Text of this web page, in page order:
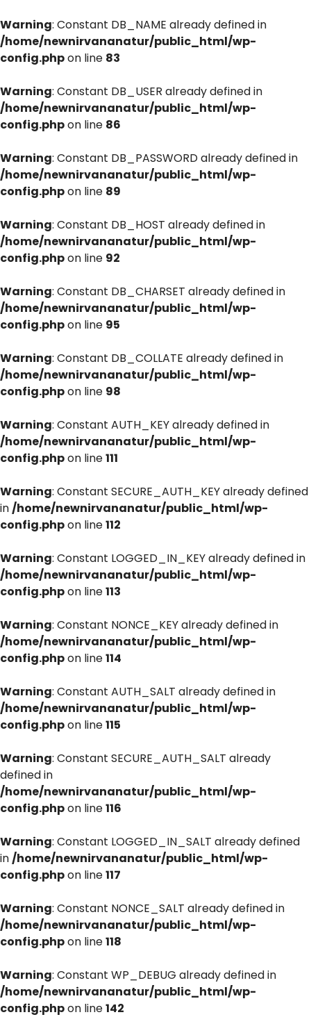
Warning: Constant DB_NAME already defined in
/home/newnirvananatur/public_html/wp-
config.phpon line 83
Warning: Constant DB_USER already defined in
/home/newnirvananatur/public_html/wp-
config.phpon line 86
Warning: Constant DB_PASSWORD already defined in
/home/newnirvananatur/public_html/wp-
config.phpon line 89
Warning: Constant DB_HOST already defined in
/home/newnirvananatur/public_html/wp-
config.phpon line 92
Warning: Constant DB_CHARSET already defined in
/home/newnirvananatur/public_html/wp-
config.phpon line 95
Warning: Constant DB_COLLATE already defined in
/home/newnirvananatur/public_html/wp-
config.phpon line 98
Warning: Constant AUTH_KEY already defined in
/home/newnirvananatur/public_html/wp-
config.phpon line111
Warning: Constant SECURE_AUTH_KEY already defined
in/home/newnirvananatur/public_html/wp-
config.phpon line112
Warning: Constant LOGGED_IN_KEY already defined in
/home/newnirvananatur/public_html/wp-
config.phpon line113
Warning: Constant NONCE_KEY already defined in
/home/newnirvananatur/public_html/wp-
config.phpon line114
Warning: Constant AUTH_SALT already defined in
/home/newnirvananatur/public_html/wp-
config.phpon line115
Warning: Constant SECURE_AUTH_SALT already
defined in
/home/newnirvananatur/public_html/wp-
config.phpon line116
Warning: Constant LOGGED_IN_SALT already defined
in/home/newnirvananatur/public_html/wp-
config.phpon line117
Warning: Constant NONCE_SALT already defined in
/home/newnirvananatur/public_html/wp-
config.phpon line118
Warning: Constant WP_DEBUG already defined in
/home/newnirvananatur/public_html/wp-
config.phpon line142